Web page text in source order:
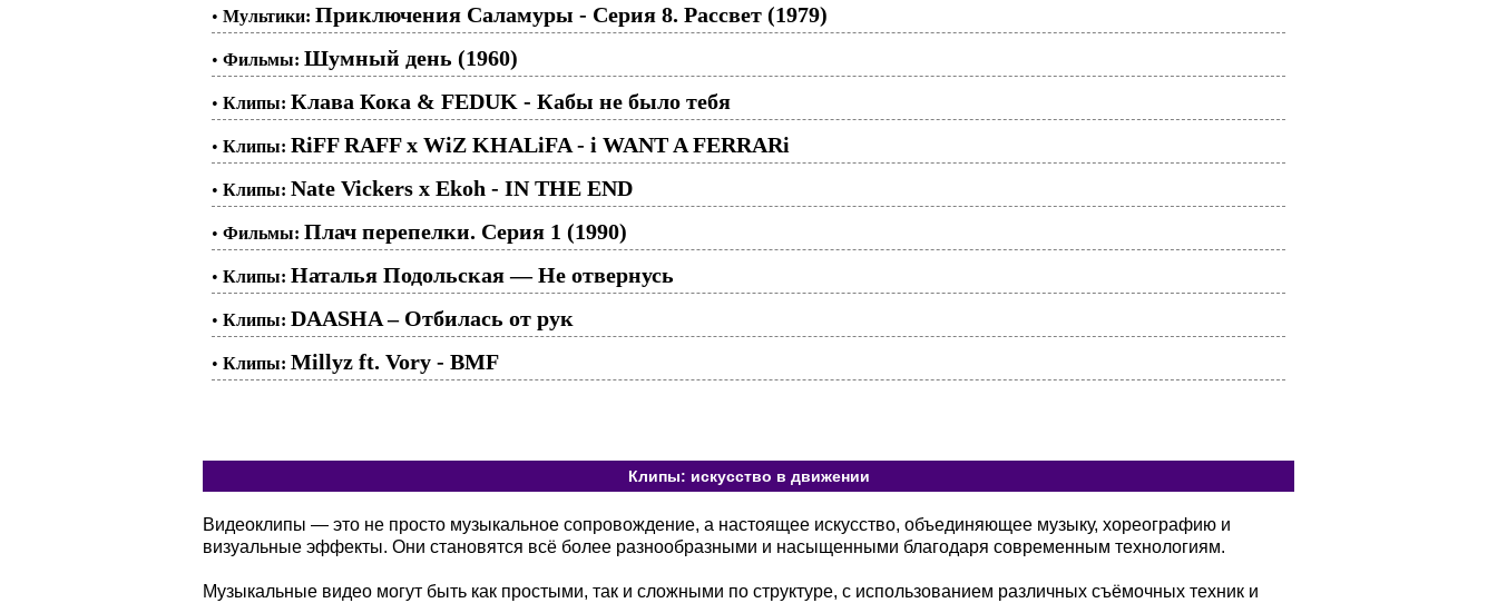
• Мультики: Приключения Саламуры - Серия 8. Рассвет (1979)
• Фильмы: Шумный день (1960)
• Клипы: Клава Кока & FEDUK - Кабы не было тебя
• Клипы: RiFF RAFF x WiZ KHALiFA - i WANT A FERRARi
• Клипы: Nate Vickers x Ekoh - IN THE END
• Фильмы: Плач перепелки. Серия 1 (1990)
• Клипы: Наталья Подольская — Не отвернусь
• Клипы: DAASHA – Отбилась от рук
• Клипы: Millyz ft. Vory - BMF
Клипы: искусство в движении
Видеоклипы — это не просто музыкальное сопровождение, а настоящее искусство, объединяющее музыку, хореографию и
визуальные эффекты. Они становятся всё более разнообразными и насыщенными благодаря современным технологиям.
Музыкальные видео могут быть как простыми, так и сложными по структуре, с использованием различных съёмочных техник и